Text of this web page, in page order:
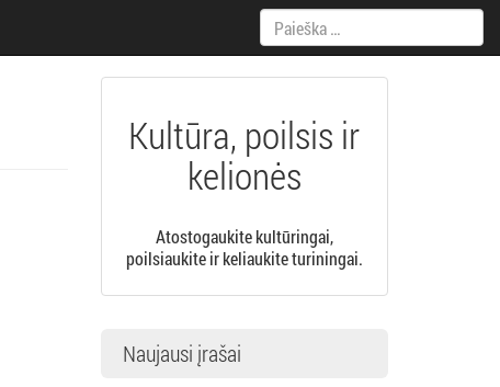
Paieška:
Kultūra, poilsis ir
kelionės
Atostogaukite kultūringai,
poilsiaukite ir keliaukite turiningai.
Naujausi įrašai